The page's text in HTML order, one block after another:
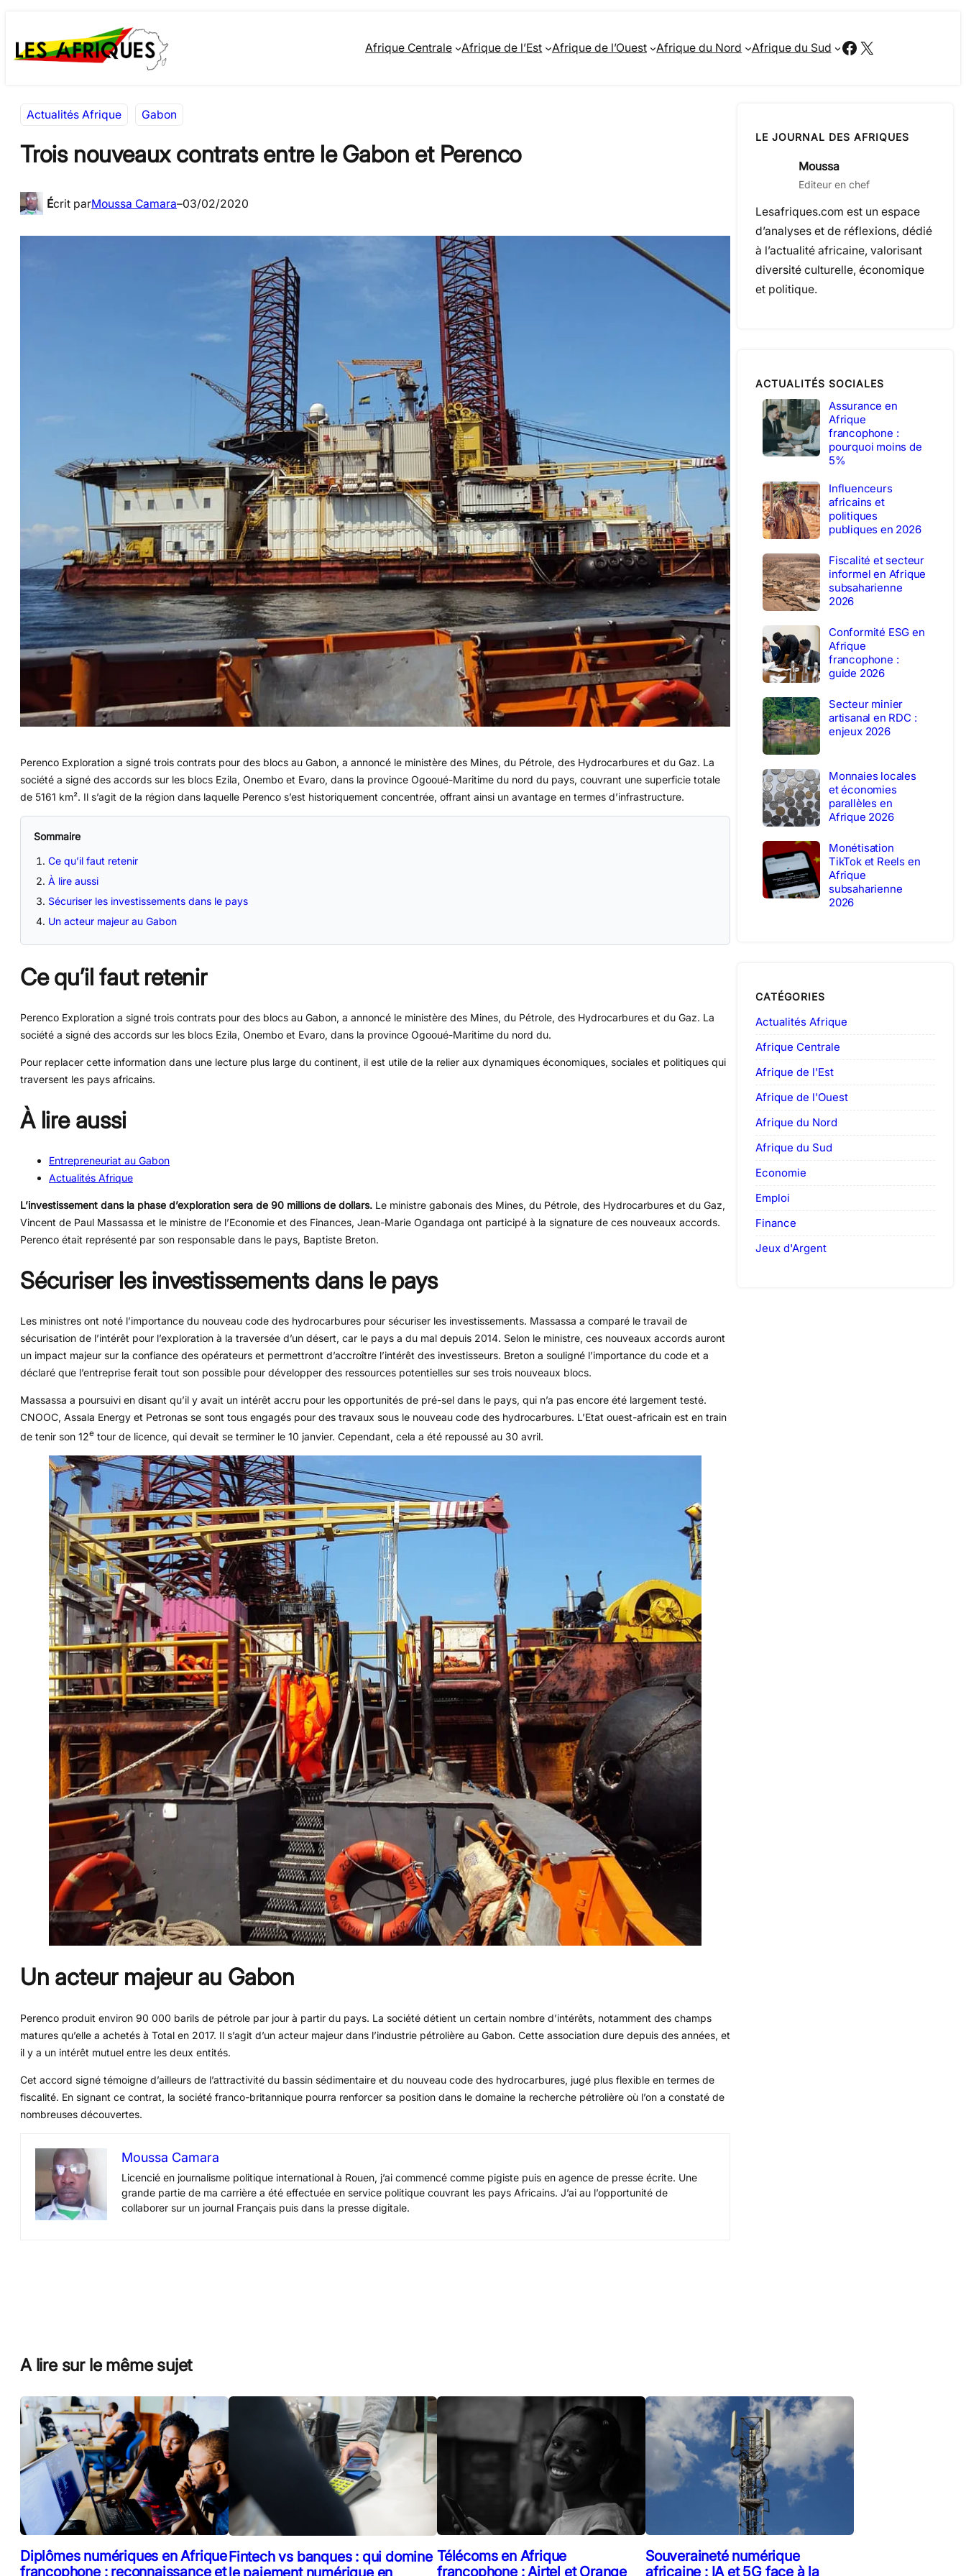
au
contenu
to
content
Afrique Centrale Afrique de l’Est Afrique de l’Ouest Afrique du Nord Afrique du Sud Facebook
X
Actualités Afrique Gabon
Trois nouveaux contrats entre le Gabon et Perenco
Écrit parMoussa Camara–03/02/2020
Perenco Exploration a signé trois contrats pour des blocs au Gabon, a annoncé le ministère des Mines, du Pétrole, des Hydrocarbures et du Gaz. La
société a signé des accords sur les blocs Ezila, Onembo et Evaro, dans la province Ogooué-Maritime du nord du pays, couvrant une superficie totale
de 5161 km². Il s’agit de la région dans laquelle Perenco s’est historiquement concentrée, offrant ainsi un avantage en termes d’infrastructure.
Sommaire
Ce qu’il faut retenir
À lire aussi
Sécuriser les investissements dans le pays
Un acteur majeur au Gabon
Ce qu’il faut retenir
Perenco Exploration a signé trois contrats pour des blocs au Gabon, a annoncé le ministère des Mines, du Pétrole, des Hydrocarbures et du Gaz. La
société a signé des accords sur les blocs Ezila, Onembo et Evaro, dans la province Ogooué-Maritime du nord du.
Pour replacer cette information dans une lecture plus large du continent, il est utile de la relier aux dynamiques économiques, sociales et politiques qui
traversent les pays africains.
À lire aussi
Entrepreneuriat au Gabon
Actualités Afrique
L’investissement dans la phase d’exploration sera de 90 millions de dollars. Le ministre gabonais des Mines, du Pétrole, des Hydrocarbures et du Gaz,
Vincent de Paul Massassa et le ministre de l’Economie et des Finances, Jean-Marie Ogandaga ont participé à la signature de ces nouveaux accords.
Perenco était représenté par son responsable dans le pays, Baptiste Breton.
Sécuriser les investissements dans le pays
Les ministres ont noté l’importance du nouveau code des hydrocarbures pour sécuriser les investissements. Massassa a comparé le travail de
sécurisation de l’intérêt pour l’exploration à la traversée d’un désert, car le pays a du mal depuis 2014. Selon le ministre, ces nouveaux accords auront
un impact majeur sur la confiance des opérateurs et permettront d’accroître l’intérêt des investisseurs. Breton a souligné l’importance du code et a
déclaré que l’entreprise ferait tout son possible pour développer des ressources potentielles sur ses trois nouveaux blocs.
Massassa a poursuivi en disant qu’il y avait un intérêt accru pour les opportunités de pré-sel dans le pays, qui n’a pas encore été largement testé.
CNOOC, Assala Energy et Petronas se sont tous engagés pour des travaux sous le nouveau code des hydrocarbures. L’Etat ouest-africain est en train
de tenir son 12e tour de licence, qui devait se terminer le 10 janvier. Cependant, cela a été repoussé au 30 avril.
Un acteur majeur au Gabon
Perenco produit environ 90 000 barils de pétrole par jour à partir du pays. La société détient un certain nombre d’intérêts, notamment des champs
matures qu’elle a achetés à Total en 2017. Il s’agit d’un acteur majeur dans l’industrie pétrolière au Gabon. Cette association dure depuis des années, et
il y a un intérêt mutuel entre les deux entités.
Cet accord signé témoigne d’ailleurs de l’attractivité du bassin sédimentaire et du nouveau code des hydrocarbures, jugé plus flexible en termes de
fiscalité. En signant ce contrat, la société franco-britannique pourra renforcer sa position dans le domaine la recherche pétrolière où l’on a constaté de
nombreuses découvertes.
Moussa Camara
Licencié en journalisme politique international à Rouen, j’ai commencé comme pigiste puis en agence de presse écrite. Une
grande partie de ma carrière a été effectuée en service politique couvrant les pays Africains. J’ai au l’opportunité de
collaborer sur un journal Français puis dans la presse digitale.
LE JOURNAL DES AFRIQUES
Moussa
Editeur en chef
Lesafriques.com est un espace
d’analyses et de réflexions, dédié
à l’actualité africaine, valorisant
diversité culturelle, économique
et politique.
ACTUALITÉS SOCIALES
Assurance en
Afrique
francophone :
pourquoi moins de
5%
Influenceurs
africains et
politiques
publiques en 2026
Fiscalité et secteur
informel en Afrique
subsaharienne
2026
Conformité ESG en
Afrique
francophone :
guide 2026
Secteur minier
artisanal en RDC :
enjeux 2026
Monnaies locales
et économies
parallèles en
Afrique 2026
Monétisation
TikTok et Reels en
Afrique
subsaharienne
2026
CATÉGORIES
Actualités Afrique
Afrique Centrale
Afrique de l'Est
Afrique de l'Ouest
Afrique du Nord
Afrique du Sud
Economie
Emploi
Finance
Jeux d'Argent
A lire sur le même sujet
Diplômes numériques en Afrique
francophone : reconnaissance et
Fintech vs banques : qui domine
le paiement numérique en
Télécoms en Afrique
francophone : Airtel et Orange
Souveraineté numérique
africaine : IA et 5G face à la